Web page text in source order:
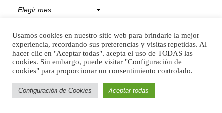
REFLEXIONES MARGINALES, Número 86, año 11, es una publicación
Ciudad Universitaria, Alcaldía Coyoacán, C.P. 04510, Ciudad de México, a
través de la Facultad de Filosofía y Letras, Circuito Interior, Ciudad
Usamos cookies en nuestro sitio web para brindarle la mejor
experiencia, recordando sus preferencias y visitas repetidas. Al
hacer clic en "Aceptar todas", acepta el uso de TODAS las
cookies. Sin embargo, puede visitar "Configuración de
cookies" para proporcionar un consentimiento controlado.
Configuración de Cookies Aceptar todas